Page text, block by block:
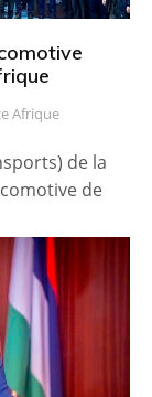
Afrique
de la
de